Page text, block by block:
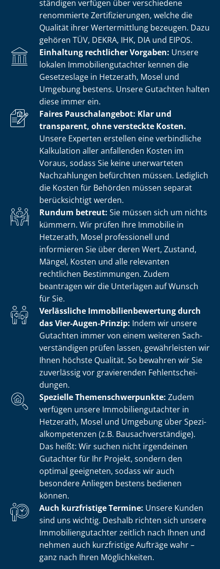
stän­di­gen verfügen über verschiedene
renommierte Zer­ti­fi­zie­run­gen, welche die
Qualität ihrer Wertermittlung bezeugen. Dazu
gehören TÜV, DEKRA, IHK, DIA und EIPOS.
Einhaltung rechtlicher Vorgaben: Unsere
lokalen Im­mo­bi­li­en­gut­ach­ter kennen die
Gesetzeslage in Hetzerath, Mosel und
Umgebung bestens. Unsere Gutachten halten
diese immer ein.
Faires Pauschalangebot: Klar und
transparent, ohne versteckte Kosten.
Unsere Experten erstellen eine verbindliche
Kalkulation aller anfallenden Kosten im
Voraus, sodass Sie keine unerwarteten
Nachzahlungen befürchten müssen. Lediglich
die Kosten für Behörden müssen separat
berücksichtigt werden.
Rundum betreut: Sie müssen sich um nichts
kümmern. Wir prüfen Ihre Immobilie in
Hetzerath, Mosel professionell und
informieren Sie über deren Wert, Zustand,
Mängel, Kosten und alle relevanten
rechtlichen Bestimmungen. Zudem
beantragen wir die Unterlagen auf Wunsch
für Sie.
Verlässliche Im­mo­bi­li­en­be­wer­tung durch
das Vier-Augen-Prinzip: Indem wir unsere
Gutachten immer von einem weiteren Sach­
ver­stän­di­gen prüfen lassen, gewährleisten wir
Ihnen höchste Qualität. So bewahren wir Sie
zuverlässig vor gravierenden Fehl­ent­schei­
dun­gen.
Spezielle The­men­schwer­punk­te: Zudem
verfügen unsere Im­mo­bi­li­en­gut­ach­ter in
Hetzerath, Mosel und Umgebung über Spe­zi­
al­kom­pe­ten­zen (z.B. Bau­sach­ver­stän­di­ge).
Das heißt: Wir suchen nicht irgendeinen
Gutachter für Ihr Projekt, sondern den
optimal geeigneten, sodass wir auch
besondere Anliegen bestens bedienen
können.
Auch kurzfristige Termine: Unsere Kunden
sind uns wichtig. Deshalb richten sich unsere
Im­mo­bi­li­en­gut­ach­ter zeitlich nach Ihnen und
nehmen auch kurzfristige Aufträge wahr –
ganz nach Ihren Möglichkeiten.